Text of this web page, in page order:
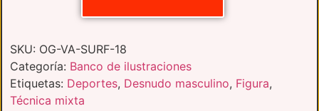
SKU: OG-VA-SURF-18
Categoría: Banco de ilustraciones
Etiquetas: Deportes, Desnudo masculino, Figura,
Técnica mixta